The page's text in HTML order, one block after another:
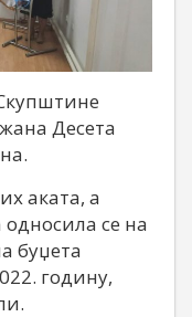
Десета
аката, а
се на
буџета
годину,